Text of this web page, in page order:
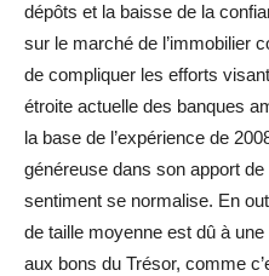
dépôts et la baisse de la
sur le marché de l’immobilier
de compliquer les efforts
étroite actuelle des banques
la base de l’expérience de
généreuse dans son apport de
sentiment se normalise. En
de taille moyenne est dû à
aux bons du Trésor, comme